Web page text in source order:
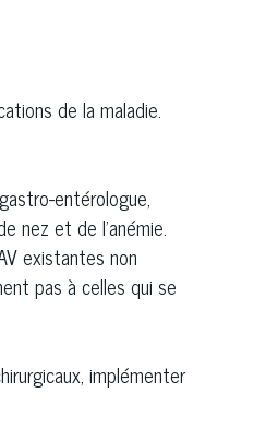
de la maladie.
entérologue,
nez et de l’anémie.
existantes non
pas à celles qui se
implémenter